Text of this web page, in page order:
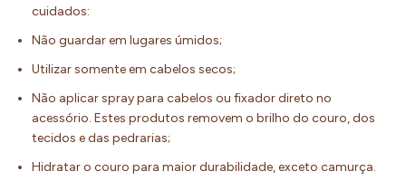
cuidados:
Não guardar em lugares úmidos;
Utilizar somente em cabelos secos;
Não aplicar spray para cabelos ou fixador direto no
acessório. Estes produtos removem o brilho do couro, dos
tecidos e das pedrarias;
Hidratar o couro para maior durabilidade, exceto camurça.